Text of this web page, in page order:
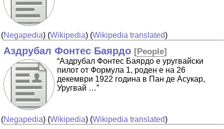
(Negapedia) (Wikipedia) (Wikipedia translated)
Аздрубал Фонтес Баярдо [People]
“Аздрубал Фонтес Баярдо е уругвайски
пилот от Формула 1, роден е на 26
декември 1922 година в Пан де Асукар,
Уругвай …”
(Negapedia) (Wikipedia) (Wikipedia translated)